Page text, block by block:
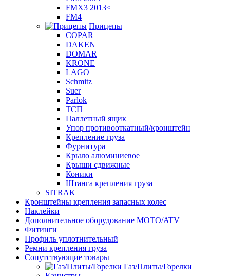
FMX3 2013<
FM4
Прицепы
COPAR
DAKEN
DOMAR
KRONE
LAGO
Schmitz
Suer
Parlok
ТСП
Паллетный ящик
Упор противооткатный/кронштейн
Крепление груза
Фурнитура
Крыло алюминиевое
Крыши сдвижные
Коники
Штанга крепления груза
SITRAK
Кронштейны крепления запасных колес
Наклейки
Дополнительное оборудование MOTO/ATV
Фитинги
Профиль уплотнительный
Ремни крепления груза
Сопутствующие товары
Газ/Плиты/Горелки